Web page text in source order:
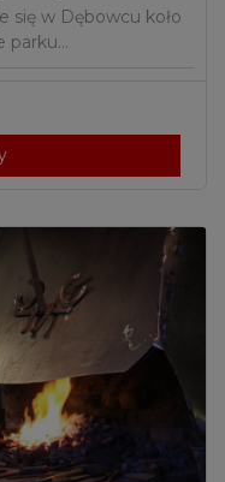
się w Dębowcu koło
parku…